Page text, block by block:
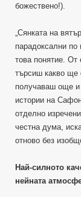
божествено!).
„Сянката на
парадоксални по
това понятие. От
търсиш какво ще
получаваш още и
истории на
отделно
честна дума,
отново без
Най-силното
нейната